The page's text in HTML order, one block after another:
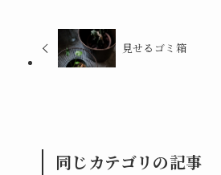
見せるゴミ箱
同じカテゴリの記事